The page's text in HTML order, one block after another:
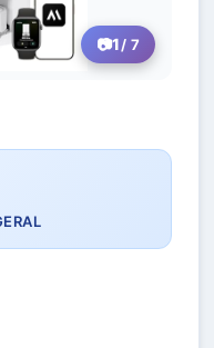
1/ 7